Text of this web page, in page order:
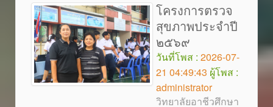
โครงการตรวจ
สุขภาพประจำปี
๒๕๖๙
วันที่โพส : 2026-07-
21 04:49:43 ผู้โพส :
administrator
วิทยาลัยอาชีวศึกษา